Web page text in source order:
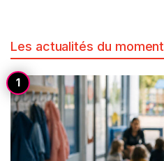
Les actualités du moment